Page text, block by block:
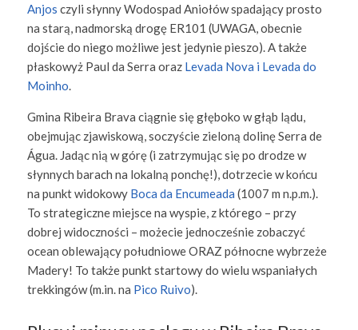
Anjos czyli słynny Wodospad Aniołów spadający prosto
na starą, nadmorską drogę ER101 (UWAGA, obecnie
dojście do niego możliwe jest jedynie pieszo). A także
płaskowyż Paul da Serra oraz Levada Nova i Levada do
Moinho.
Gmina Ribeira Brava ciągnie się głęboko w głąb lądu,
obejmując zjawiskową, soczyście zieloną dolinę Serra de
Água. Jadąc nią w górę (i zatrzymując się po drodze w
słynnych barach na lokalną ponchę!), dotrzecie w końcu
na punkt widokowy Boca da Encumeada (1007 m n.p.m.).
To strategiczne miejsce na wyspie, z którego – przy
dobrej widoczności – możecie jednocześnie zobaczyć
ocean oblewający południowe ORAZ północne wybrzeże
Madery! To także punkt startowy do wielu wspaniałych
trekkingów (m.in. na Pico Ruivo).